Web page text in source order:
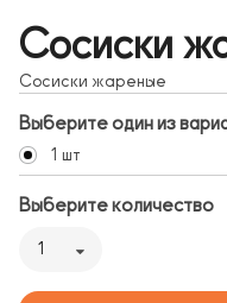
Сосиски
Сосиски жареные
Выберите один из
1 шт
Выберите количество
1